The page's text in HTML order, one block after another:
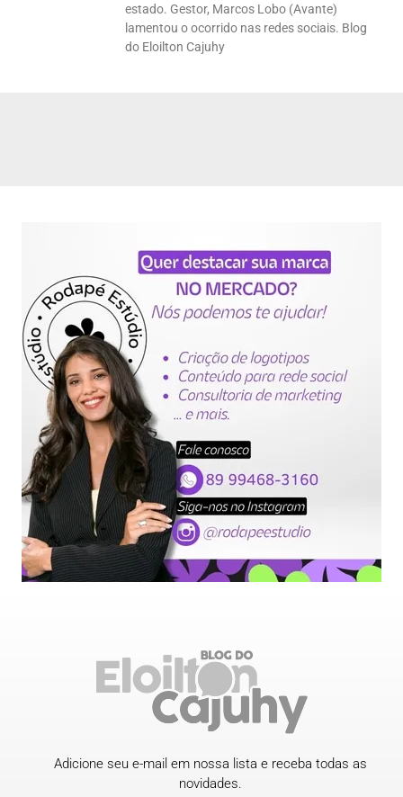
estado. Gestor, Marcos Lobo (Avante)
lamentou o ocorrido nas redes sociais. Blog
do Eloilton Cajuhy
Adicione seu e-mail em nossa lista e receba todas as
novidades.